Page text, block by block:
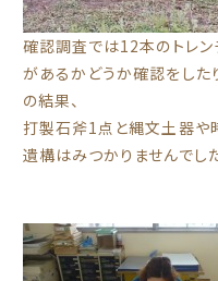
確認調査では12本のトレン
があるかどうか確認をした
の結果、
打製石斧1点と縄文土器や
遺構はみつかりませんでした